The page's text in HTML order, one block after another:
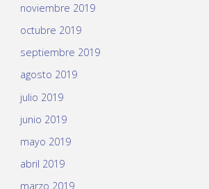
noviembre 2019
octubre 2019
septiembre 2019
agosto 2019
julio 2019
junio 2019
mayo 2019
abril 2019
marzo 2019